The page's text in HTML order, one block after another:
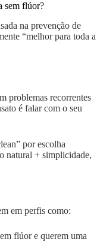
sem flúor?
na prevenção de
“melhor para toda a
problemas recorrentes
é falar com o seu
por escolha
natural + simplicidade,
em perfis como:
flúor e querem uma